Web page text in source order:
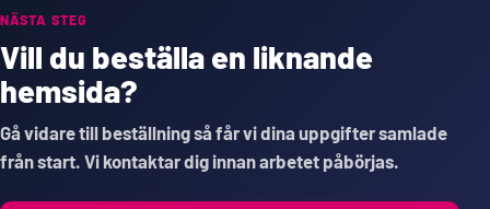
NÄSTA STEG
Vill du beställa en liknande
hemsida?
Gå vidare till beställning så får vi dina uppgifter samlade
från start. Vi kontaktar dig innan arbetet påbörjas.